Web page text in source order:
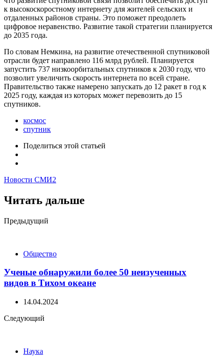
к высокоскоростному интернету для жителей сельских и
отдаленных районов страны. Это поможет преодолеть
цифровое неравенство. Развитие такой стратегии планируется
до 2035 года.
По словам Немкина, на развитие отечественной спутниковой
отрасли будет направлено 116 млрд рублей. Планируется
запустить 737 низкоорбитальных спутников к 2030 году, что
позволит увеличить скорость интернета по всей стране.
Правительство также намерено запускать до 12 ракет в год к
2025 году, каждая из которых может перевозить до 15
спутников.
космос
спутник
Поделиться этой статьей
Новости СМИ2
Читать дальше
Post
Предыдущий
Общество
Ученые обнаружили более 50 неизученных
видов в Тихом океане
14.04.2024
Следующий
Наука